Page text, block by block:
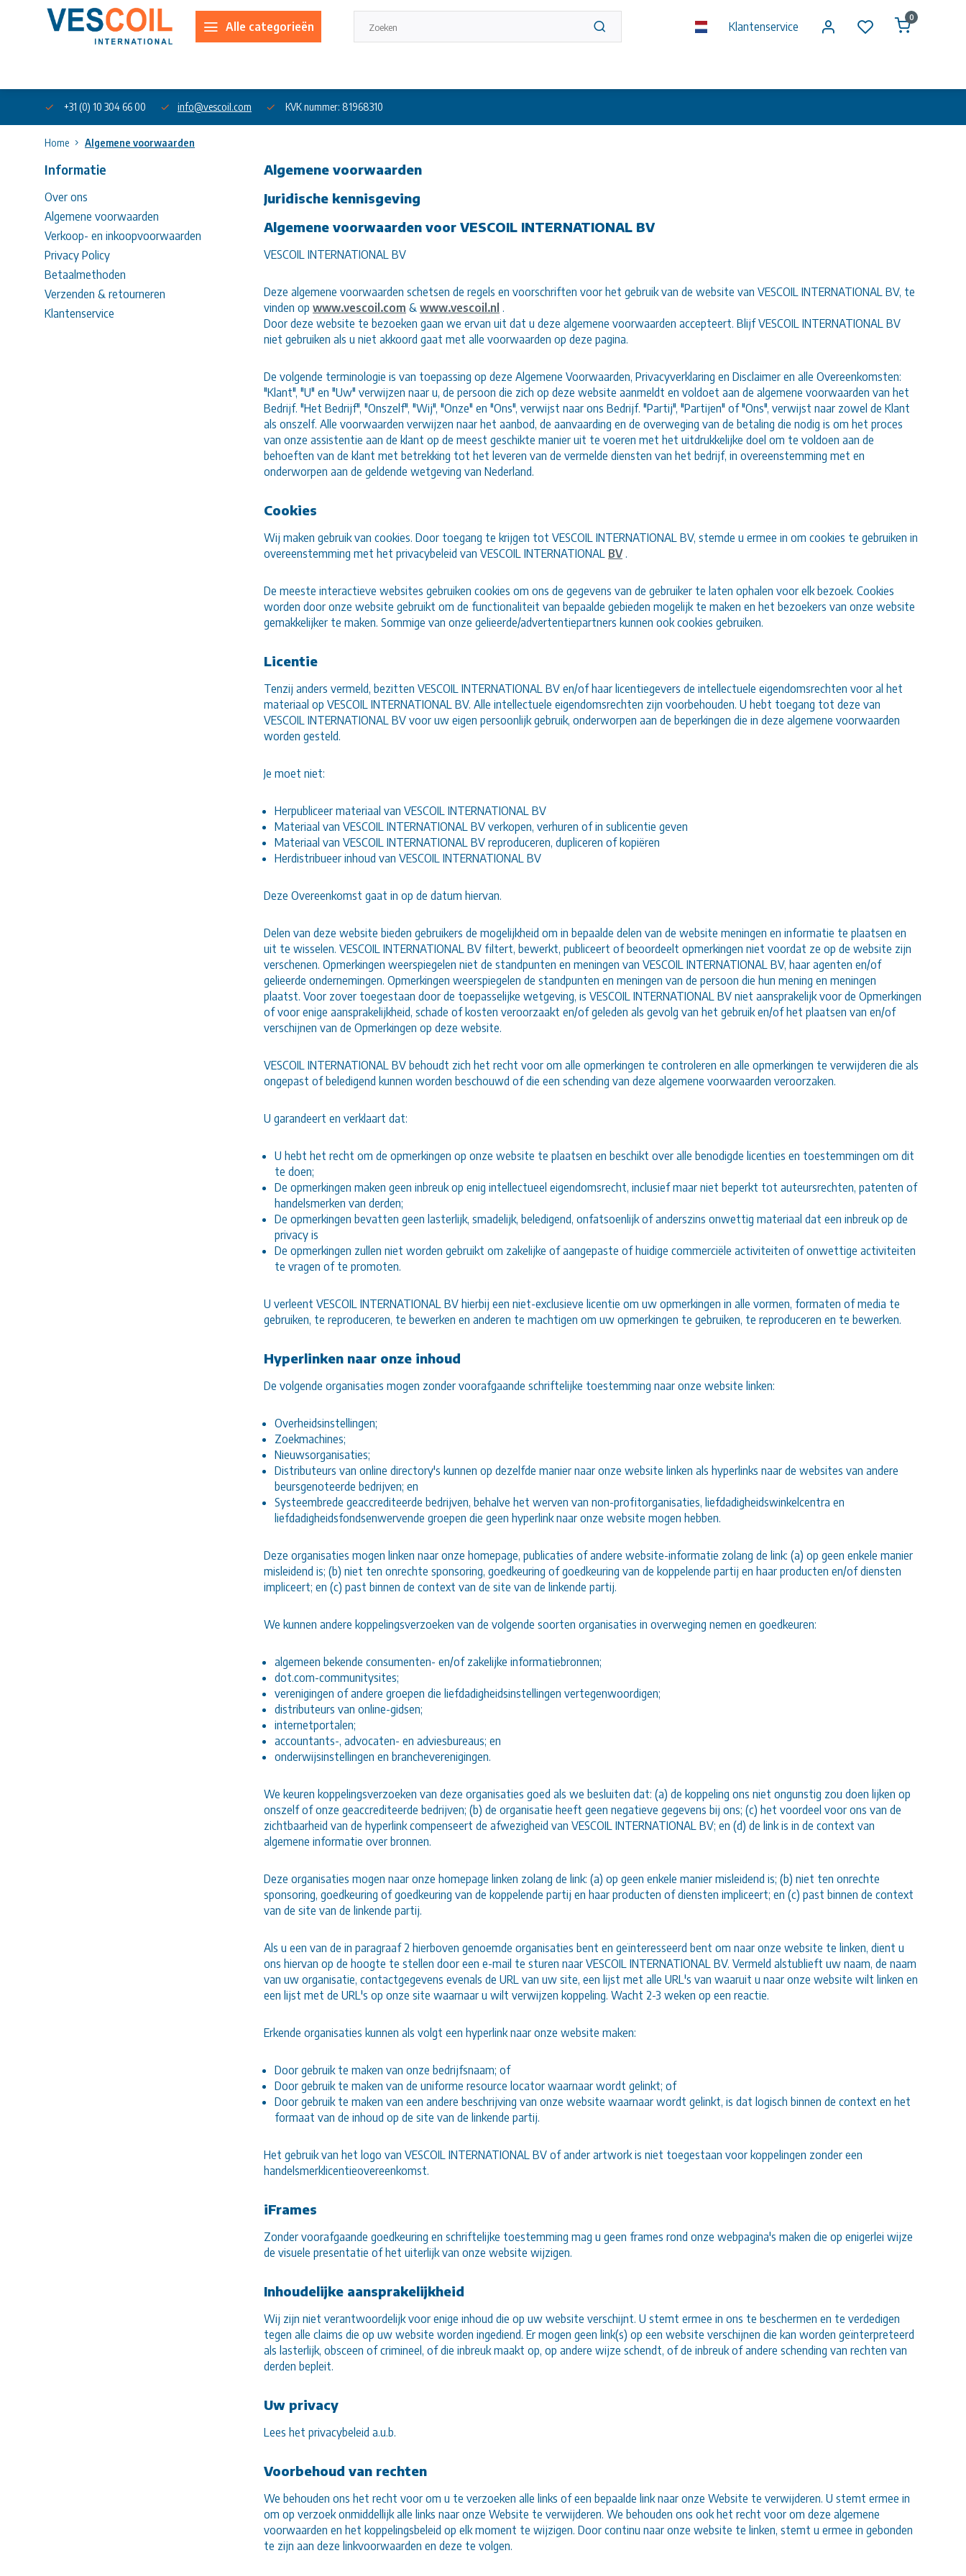
Alle categorieën Klantenservice
0
+31 (0) 10 304 66 00 info@vescoil.com KVK nummer: 81968310
Home Algemene voorwaarden
Informatie
Over ons
Algemene voorwaarden
Verkoop- en inkoopvoorwaarden
Privacy Policy
Betaalmethoden
Verzenden & retourneren
Klantenservice
Algemene voorwaarden
Juridische kennisgeving
Algemene voorwaarden voor VESCOIL INTERNATIONAL BV
VESCOIL INTERNATIONAL BV
Deze algemene voorwaarden schetsen de regels en voorschriften voor het gebruik van de website van VESCOIL INTERNATIONAL BV, te
vinden op www.vescoil.com & www.vescoil.nl .
Door deze website te bezoeken gaan we ervan uit dat u deze algemene voorwaarden accepteert. Blijf VESCOIL INTERNATIONAL BV
niet gebruiken als u niet akkoord gaat met alle voorwaarden op deze pagina.
De volgende terminologie is van toepassing op deze Algemene Voorwaarden, Privacyverklaring en Disclaimer en alle Overeenkomsten:
"Klant", "U" en "Uw" verwijzen naar u, de persoon die zich op deze website aanmeldt en voldoet aan de algemene voorwaarden van het
Bedrijf. "Het Bedrijf", "Onszelf", "Wij", "Onze" en "Ons", verwijst naar ons Bedrijf. "Partij", "Partijen" of "Ons", verwijst naar zowel de Klant
als onszelf. Alle voorwaarden verwijzen naar het aanbod, de aanvaarding en de overweging van de betaling die nodig is om het proces
van onze assistentie aan de klant op de meest geschikte manier uit te voeren met het uitdrukkelijke doel om te voldoen aan de
behoeften van de klant met betrekking tot het leveren van de vermelde diensten van het bedrijf, in overeenstemming met en
onderworpen aan de geldende wetgeving van Nederland.
Cookies
Wij maken gebruik van cookies. Door toegang te krijgen tot VESCOIL INTERNATIONAL BV, stemde u ermee in om cookies te gebruiken in
overeenstemming met het privacybeleid van VESCOIL INTERNATIONAL BV.
De meeste interactieve websites gebruiken cookies om ons de gegevens van de gebruiker te laten ophalen voor elk bezoek. Cookies
worden door onze website gebruikt om de functionaliteit van bepaalde gebieden mogelijk te maken en het bezoekers van onze website
gemakkelijker te maken. Sommige van onze gelieerde/advertentiepartners kunnen ook cookies gebruiken.
Licentie
Tenzij anders vermeld, bezitten VESCOIL INTERNATIONAL BV en/of haar licentiegevers de intellectuele eigendomsrechten voor al het
materiaal op VESCOIL INTERNATIONAL BV. Alle intellectuele eigendomsrechten zijn voorbehouden. U hebt toegang tot deze van
VESCOIL INTERNATIONAL BV voor uw eigen persoonlijk gebruik, onderworpen aan de beperkingen die in deze algemene voorwaarden
worden gesteld.
Je moet niet:
Herpubliceer materiaal van VESCOIL INTERNATIONAL BV
Materiaal van VESCOIL INTERNATIONAL BV verkopen, verhuren of in sublicentie geven
Materiaal van VESCOIL INTERNATIONAL BV reproduceren, dupliceren of kopiëren
Herdistribueer inhoud van VESCOIL INTERNATIONAL BV
Deze Overeenkomst gaat in op de datum hiervan.
Delen van deze website bieden gebruikers de mogelijkheid om in bepaalde delen van de website meningen en informatie te plaatsen en
uit te wisselen. VESCOIL INTERNATIONAL BV filtert, bewerkt, publiceert of beoordeelt opmerkingen niet voordat ze op de website zijn
verschenen. Opmerkingen weerspiegelen niet de standpunten en meningen van VESCOIL INTERNATIONAL BV, haar agenten en/of
gelieerde ondernemingen. Opmerkingen weerspiegelen de standpunten en meningen van de persoon die hun mening en meningen
plaatst. Voor zover toegestaan ​​door de toepasselijke wetgeving, is VESCOIL INTERNATIONAL BV niet aansprakelijk voor de Opmerkingen
of voor enige aansprakelijkheid, schade of kosten veroorzaakt en/of geleden als gevolg van het gebruik en/of het plaatsen van en/of
verschijnen van de Opmerkingen op deze website.
VESCOIL INTERNATIONAL BV behoudt zich het recht voor om alle opmerkingen te controleren en alle opmerkingen te verwijderen die als
ongepast of beledigend kunnen worden beschouwd of die een schending van deze algemene voorwaarden veroorzaken.
U garandeert en verklaart dat:
U hebt het recht om de opmerkingen op onze website te plaatsen en beschikt over alle benodigde licenties en toestemmingen om dit
te doen;
De opmerkingen maken geen inbreuk op enig intellectueel eigendomsrecht, inclusief maar niet beperkt tot auteursrechten, patenten of
handelsmerken van derden;
De opmerkingen bevatten geen lasterlijk, smadelijk, beledigend, onfatsoenlijk of anderszins onwettig materiaal dat een inbreuk op de
privacy is
De opmerkingen zullen niet worden gebruikt om zakelijke of aangepaste of huidige commerciële activiteiten of onwettige activiteiten
te vragen of te promoten.
U verleent VESCOIL INTERNATIONAL BV hierbij een niet-exclusieve licentie om uw opmerkingen in alle vormen, formaten of media te
gebruiken, te reproduceren, te bewerken en anderen te machtigen om uw opmerkingen te gebruiken, te reproduceren en te bewerken.
Hyperlinken naar onze inhoud
De volgende organisaties mogen zonder voorafgaande schriftelijke toestemming naar onze website linken:
Overheidsinstellingen;
Zoekmachines;
Nieuwsorganisaties;
Distributeurs van online directory's kunnen op dezelfde manier naar onze website linken als hyperlinks naar de websites van andere
beursgenoteerde bedrijven; en
Systeembrede geaccrediteerde bedrijven, behalve het werven van non-profitorganisaties, liefdadigheidswinkelcentra en
liefdadigheidsfondsenwervende groepen die geen hyperlink naar onze website mogen hebben.
Deze organisaties mogen linken naar onze homepage, publicaties of andere website-informatie zolang de link: (a) op geen enkele manier
misleidend is; (b) niet ten onrechte sponsoring, goedkeuring of goedkeuring van de koppelende partij en haar producten en/of diensten
impliceert; en (c) past binnen de context van de site van de linkende partij.
We kunnen andere koppelingsverzoeken van de volgende soorten organisaties in overweging nemen en goedkeuren:
algemeen bekende consumenten- en/of zakelijke informatiebronnen;
dot.com-communitysites;
verenigingen of andere groepen die liefdadigheidsinstellingen vertegenwoordigen;
distributeurs van online-gidsen;
internetportalen;
accountants-, advocaten- en adviesbureaus; en
onderwijsinstellingen en brancheverenigingen.
We keuren koppelingsverzoeken van deze organisaties goed als we besluiten dat: (a) de koppeling ons niet ongunstig zou doen lijken op
onszelf of onze geaccrediteerde bedrijven; (b) de organisatie heeft geen negatieve gegevens bij ons; (c) het voordeel voor ons van de
zichtbaarheid van de hyperlink compenseert de afwezigheid van VESCOIL INTERNATIONAL BV; en (d) de link is in de context van
algemene informatie over bronnen.
Deze organisaties mogen naar onze homepage linken zolang de link: (a) op geen enkele manier misleidend is; (b) niet ten onrechte
sponsoring, goedkeuring of goedkeuring van de koppelende partij en haar producten of diensten impliceert; en (c) past binnen de context
van de site van de linkende partij.
Als u een van de in paragraaf 2 hierboven genoemde organisaties bent en geïnteresseerd bent om naar onze website te linken, dient u
ons hiervan op de hoogte te stellen door een e-mail te sturen naar VESCOIL INTERNATIONAL BV. Vermeld alstublieft uw naam, de naam
van uw organisatie, contactgegevens evenals de URL van uw site, een lijst met alle URL's van waaruit u naar onze website wilt linken en
een lijst met de URL's op onze site waarnaar u wilt verwijzen koppeling. Wacht 2-3 weken op een reactie.
Erkende organisaties kunnen als volgt een hyperlink naar onze website maken:
Door gebruik te maken van onze bedrijfsnaam; of
Door gebruik te maken van de uniforme resource locator waarnaar wordt gelinkt; of
Door gebruik te maken van een andere beschrijving van onze website waarnaar wordt gelinkt, is dat logisch binnen de context en het
formaat van de inhoud op de site van de linkende partij.
Het gebruik van het logo van VESCOIL INTERNATIONAL BV of ander artwork is niet toegestaan ​​voor koppelingen zonder een
handelsmerklicentieovereenkomst.
iFrames
Zonder voorafgaande goedkeuring en schriftelijke toestemming mag u geen frames rond onze webpagina's maken die op enigerlei wijze
de visuele presentatie of het uiterlijk van onze website wijzigen.
Inhoudelijke aansprakelijkheid
Wij zijn niet verantwoordelijk voor enige inhoud die op uw website verschijnt. U stemt ermee in ons te beschermen en te verdedigen
tegen alle claims die op uw website worden ingediend. Er mogen geen link(s) op een website verschijnen die kan worden geïnterpreteerd
als lasterlijk, obsceen of crimineel, of die inbreuk maakt op, op andere wijze schendt, of de inbreuk of andere schending van rechten van
derden bepleit.
Uw privacy
Lees het privacybeleid a.u.b.
Voorbehoud van rechten
We behouden ons het recht voor om u te verzoeken alle links of een bepaalde link naar onze Website te verwijderen. U stemt ermee in
om op verzoek onmiddellijk alle links naar onze Website te verwijderen. We behouden ons ook het recht voor om deze algemene
voorwaarden en het koppelingsbeleid op elk moment te wijzigen. Door continu naar onze website te linken, stemt u ermee in gebonden
te zijn aan deze linkvoorwaarden en deze te volgen.